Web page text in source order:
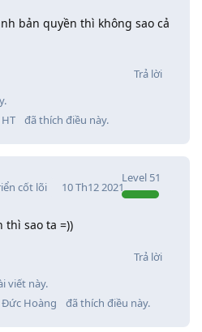
bản quyền thì không sao cả
Trả lời
HT đã thích điều này.
cốt lõi
Level 51
10 Th12 2021
thì sao ta =))
Trả lời
viết này.
Hoàng đã thích điều này.